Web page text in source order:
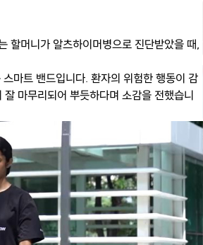
할머니가 알츠하이머병으로 진단받았을 때,
마트 밴드입니다. 환자의 위험한 행동이 감
마무리되어 뿌듯하다며 소감을 전했습니